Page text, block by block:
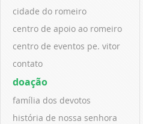
cidade do romeiro
centro de apoio ao romeiro
centro de eventos pe. vitor
contato
doação
família dos devotos
história de nossa senhora